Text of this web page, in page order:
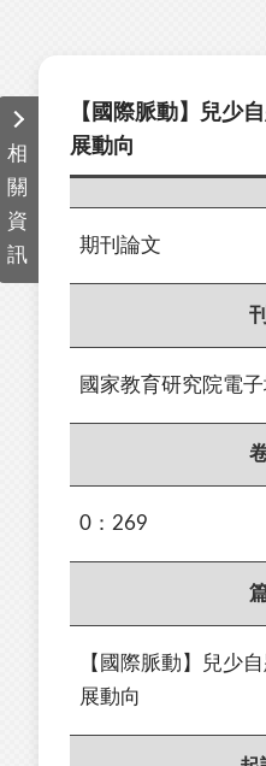
相
關
資
訊
【國際脈動】兒少
展動向
期刊論文
國家教育研究院電
0：269
【國際脈動】兒少
展動向